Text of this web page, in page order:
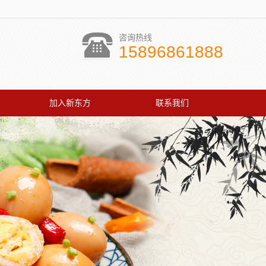
咨询热线
15896861888
加入新东方 联系我们